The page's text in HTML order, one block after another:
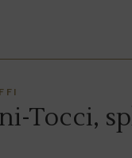
Tocci,